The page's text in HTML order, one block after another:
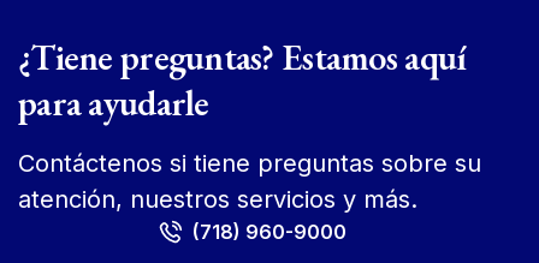
¿Tiene preguntas? Estamos aquí
para ayudarle
Contáctenos si tiene preguntas sobre su
atención, nuestros servicios y más.
(718) 960-9000